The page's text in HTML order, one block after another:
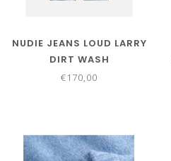
NUDIE JEANS LOUD LARRY
DIRT WASH
€170,00